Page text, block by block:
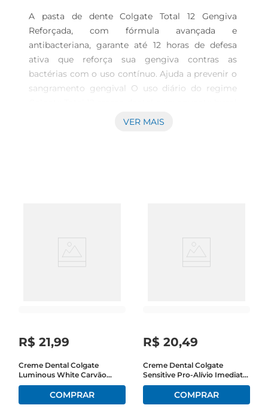
A pasta de dente Colgate Total 12 Gengiva
Reforçada, com fórmula avançada e
antibacteriana, garante até 12 horas de defesa
ativa que reforça sua gengiva contras as
bactérias com o uso contínuo. Ajuda a prevenir o
sangramento gengival O uso diário do regime
remove a placa para ajudar a prevenir o
VER MAIS
R$ 21,99
Creme Dental Colgate
Luminous White Carvão
Ativado 140g
R$ 20,49
Creme Dental Colgate
Sensitive Pro-Alívio Imediato
Original 90g